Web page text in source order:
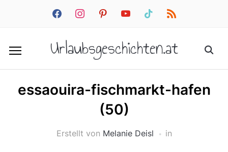
facebookinstagrampinterestyoutube tiktok rss
Urlaubsgeschichten.at
essaouira-fischmarkt-hafen
(50)
Erstellt von Melanie Deisl in